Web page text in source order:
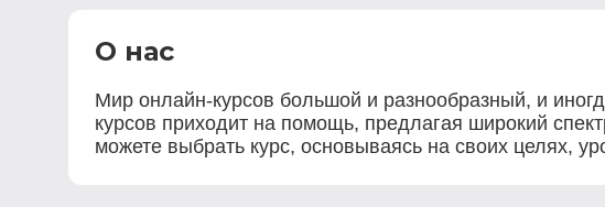
О нас
Мир онлайн-курсов большой и разнообразный, и
курсов приходит на помощь, предлагая широкий
можете выбрать курс, основываясь на своих целях,